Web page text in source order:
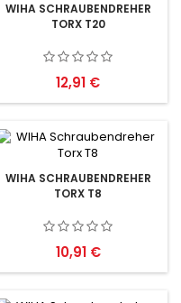
WIHA SCHRAUBENDREHER
TORX T20
Preis
12,91 €
WIHA SCHRAUBENDREHER
TORX T8
Preis
10,91 €